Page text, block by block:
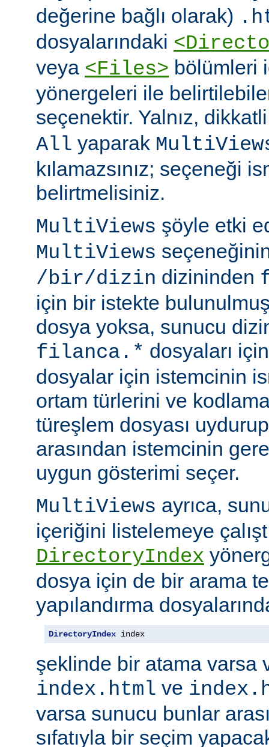
değerine bağlı olarak)
dosyalarındaki
veya <Files> bölümleri
yönergeleri ile
seçenektir. Yalnız,
All yaparak
kılamazsınız; seçeneği
belirtmelisiniz.
MultiViews şöyle etki
MultiViews
/bir/dizin dizininden
için bir istekte
dosya yoksa, sunucu
filanca.* dosyaları
dosyalar için istemcinin
ortam türlerini ve
türeşlem dosyası
arasından istemcinin
uygun gösterimi seçer.
MultiViews ayrıca,
içeriğini listelemeye
DirectoryIndex
dosya için de bir arama
yapılandırma
DirectoryIndex index
şeklinde bir atama varsa
index.html ve
varsa sunucu bunlar
sıfatıyla bir seçim